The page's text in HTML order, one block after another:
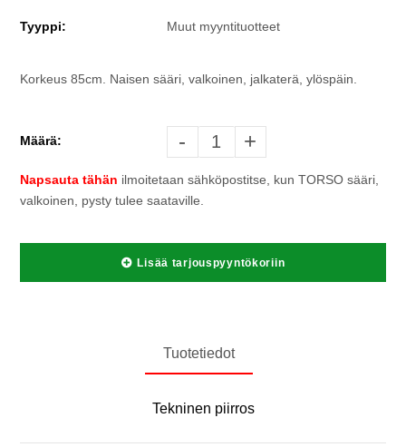
Tyyppi: Muut myyntituotteet
Korkeus 85cm. Naisen sääri, valkoinen, jalkaterä, ylöspäin.
Määrä: - +
Napsauta tähän ilmoitetaan sähköpostitse, kun TORSO sääri,
valkoinen, pysty tulee saataville.
Lisää tarjouspyyntökoriin
Tuotetiedot
Tekninen piirros